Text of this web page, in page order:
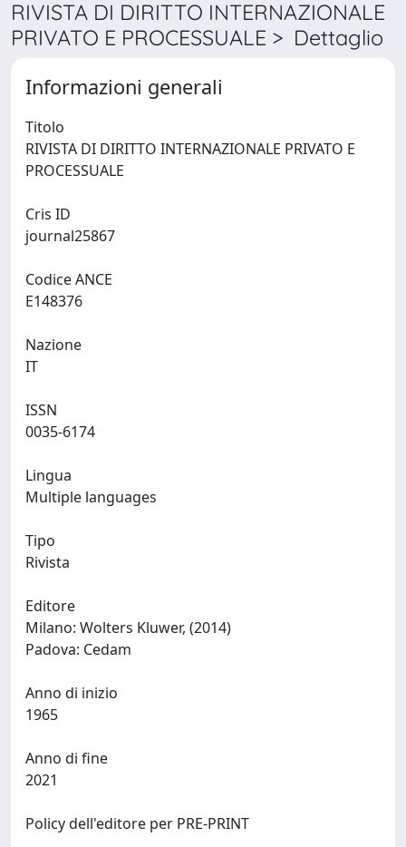
RIVISTA DI DIRITTO INTERNAZIONALE
PRIVATO E PROCESSUALE > Dettaglio
Informazioni generali
Titolo
RIVISTA DI DIRITTO INTERNAZIONALE PRIVATO E
Cris ID
Codice ANCE
Nazione
ISSN
Lingua
Tipo
Rivista
Editore
Milano: Wolters Kluwer, (2014)
Anno di inizio
Anno di fine
Policy dell'editore per PRE-PRINT